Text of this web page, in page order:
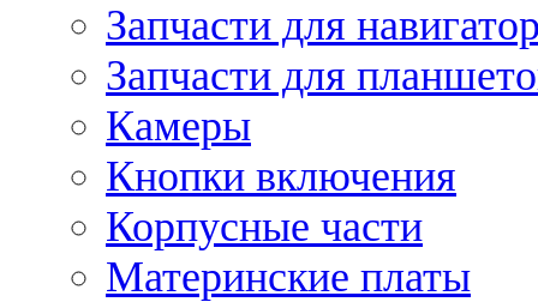
Запчасти для
Запчасти для
Камеры
Кнопки включения
Корпусные части
Материнские платы